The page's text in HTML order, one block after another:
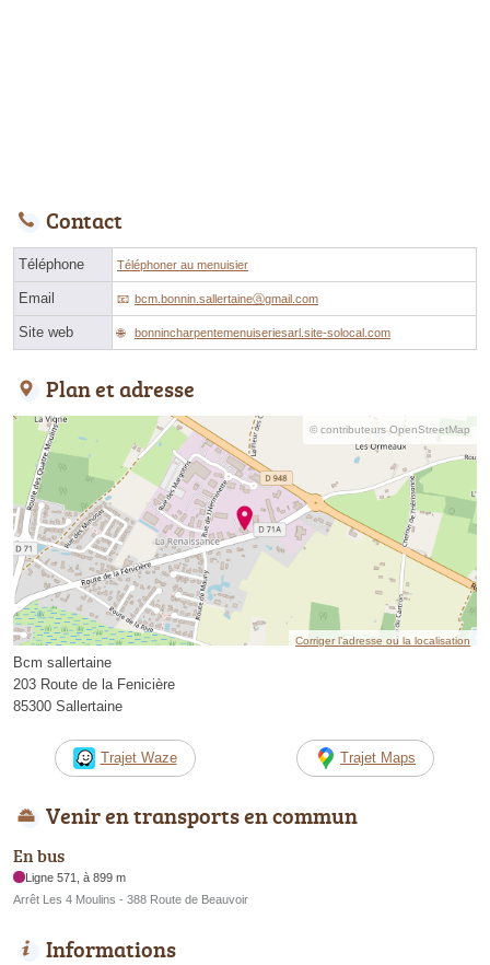
Contact
Téléphone Téléphoner au menuisier
Email bcm.bonnin.sallertaineⓐgmail.com
Site web bonnincharpentemenuiseriesarl.site-solocal.com
Plan et adresse
© contributeurs OpenStreetMap
Corriger l’adresse ou la localisation
Bcm sallertaine
203 Route de la Fenicière
85300 Sallertaine
Trajet Waze Trajet Maps
Venir en transports en commun
En bus
Ligne 571, à 899 m
Arrêt Les 4 Moulins - 388 Route de Beauvoir
Informations